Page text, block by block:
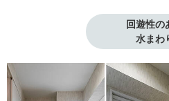
回遊性の
水まわ